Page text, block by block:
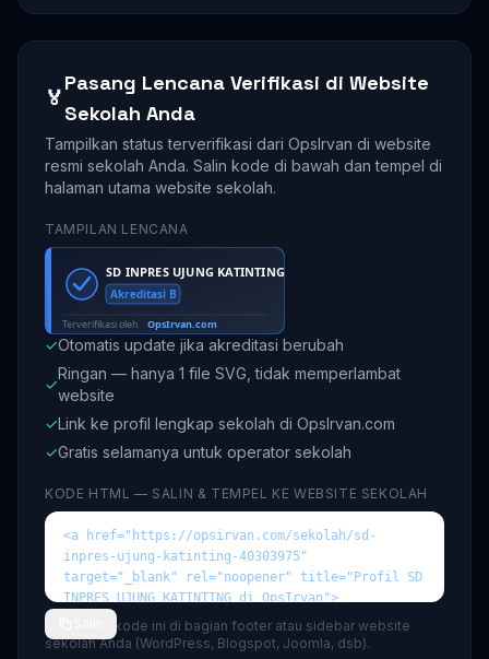
🏅
Pasang Lencana Verifikasi di Website
Sekolah Anda
Tampilkan status terverifikasi dari OpsIrvan di website
resmi sekolah Anda. Salin kode di bawah dan tempel di
halaman utama website sekolah.
TAMPILAN LENCANA
✓Otomatis update jika akreditasi berubah
✓
Ringan — hanya 1 file SVG, tidak memperlambat
website
✓Link ke profil lengkap sekolah di OpsIrvan.com
✓Gratis selamanya untuk operator sekolah
KODE HTML — SALIN & TEMPEL KE WEBSITE SEKOLAH
💡 Tempel kode ini di bagian footer atau sidebar website
sekolah Anda (WordPress, Blogspot, Joomla, dsb).